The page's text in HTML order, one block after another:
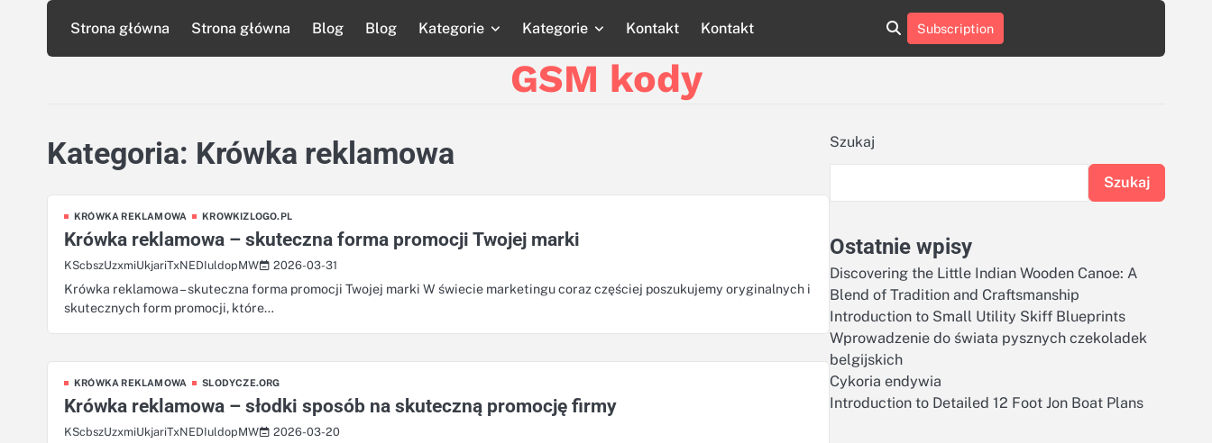
content
Strona główna Strona główna Blog Blog Kategorie Kategorie Kontakt Kontakt
główna
główna
aluminumboatplans.com
aluminumboatplans.com
Kontakt
Kontakt
Subscription
GSM kody
Kategoria: Krówka reklamowa
KRÓWKA REKLAMOWA KROWKIZLOGO.PL
Krówka reklamowa – skuteczna forma promocji Twojej marki
KScbszUzxmiUkjariTxNEDIuldopMW 2026-03-31
Krówka reklamowa – skuteczna forma promocji Twojej marki W świecie marketingu coraz częściej poszukujemy oryginalnych i
skutecznych form promocji, które…
KRÓWKA REKLAMOWA SLODYCZE.ORG
Krówka reklamowa – słodki sposób na skuteczną promocję firmy
KScbszUzxmiUkjariTxNEDIuldopMW 2026-03-20
Szukaj
Szukaj
Ostatnie wpisy
Discovering the Little Indian Wooden Canoe: A
Blend of Tradition and Craftsmanship
Introduction to Small Utility Skiff Blueprints
Wprowadzenie do świata pysznych czekoladek
belgijskich
Cykoria endywia
Introduction to Detailed 12 Foot Jon Boat Plans